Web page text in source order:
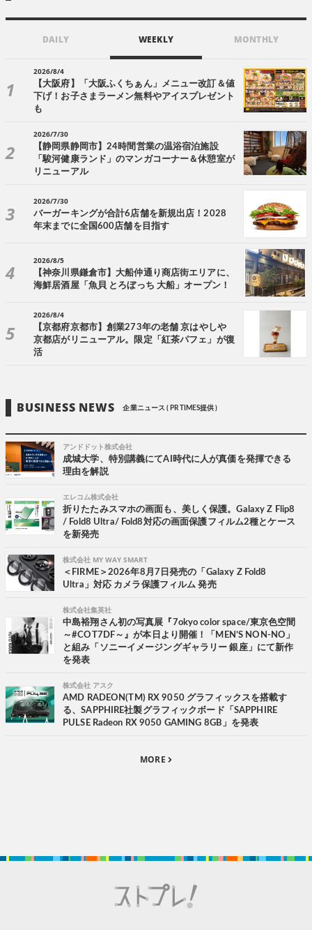
DAILY WEEKLY MONTHLY
2026/8/4
【大阪府】「大阪ふくちぁん」メニュー改訂＆値
下げ！お子さまラーメン無料やアイスプレゼント
も
2026/7/30
【静岡県静岡市】24時間営業の温浴宿泊施設
「駿河健康ランド」のマンガコーナー＆休憩室が
リニューアル
2026/7/30
バーガーキングが合計6店舗を新規出店！2028
年末までに全国600店舗を目指す
2026/8/5
【神奈川県鎌倉市】大船仲通り商店街エリアに、
海鮮居酒屋「魚貝 とろぼっち 大船」オープン！
2026/8/4
【京都府京都市】創業273年の老舗 京はやしや
京都店がリニューアル。限定「紅茶パフェ」が復
活
BUSINESS NEWS 企業ニュース ( PR TIMES提供 )
アンドドット株式会社
成城大学、特別講義にてAI時代に人が真価を発揮できる
理由を解説
エレコム株式会社
折りたたみスマホの画面も、美しく保護。Galaxy Z Flip8
/ Fold8 Ultra/ Fold8対応の画面保護フィルム2種とケース
を新発売
株式会社 MY WAY SMART
＜FIRME＞2026年8月7日発売の「Galaxy Z Fold8
Ultra」対応 カメラ保護フィルム 発売
株式会社集英社
中島裕翔さん初の写真展『7okyo color space/東京色空間
～#COT7DF～』が本日より開催！「MEN’S NON-NO」
と組み「ソニーイメージングギャラリー 銀座」にて新作
を発表
株式会社 アスク
AMD RADEON(TM) RX 9050 グラフィックスを搭載す
る、SAPPHIRE社製グラフィックボード「SAPPHIRE
PULSE Radeon RX 9050 GAMING 8GB」を発表
MORE